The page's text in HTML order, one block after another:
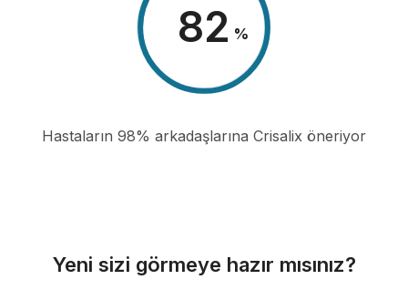
98 %
Hastaların 98% arkadaşlarına Crisalix öneriyor
Yeni sizi görmeye hazır mısınız?